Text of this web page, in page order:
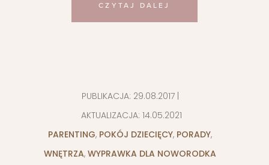
CZYTAJ DALEJ
PUBLIKACJA: 29.08.2017|
AKTUALIZACJA: 14.05.2021
PARENTING, POKÓJ DZIECIĘCY, PORADY,
WNĘTRZA, WYPRAWKA DLA NOWORODKA